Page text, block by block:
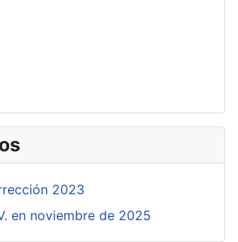
2023
en noviembre de 2025